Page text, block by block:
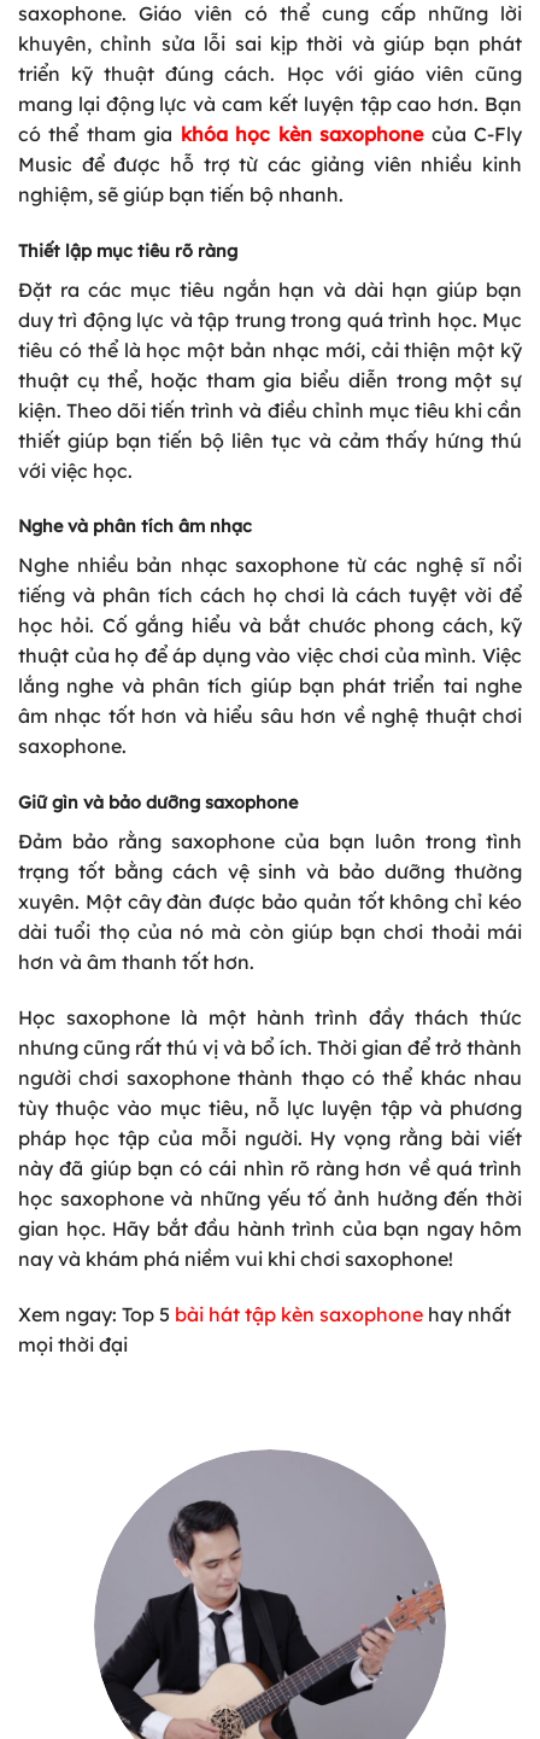
saxophone. Giáo viên có thể cung cấp những lời
khuyên, chỉnh sửa lỗi sai kịp thời và giúp bạn phát
triển kỹ thuật đúng cách. Học với giáo viên cũng
mang lại động lực và cam kết luyện tập cao hơn. Bạn
có thể tham gia khóa học kèn saxophonecủa C-Fly
Music để được hỗ trợ từ các giảng viên nhiều kinh
nghiệm, sẽ giúp bạn tiến bộ nhanh.
Thiết lập mục tiêu rõ ràng
Đặt ra các mục tiêu ngắn hạn và dài hạn giúp bạn
duy trì động lực và tập trung trong quá trình học. Mục
tiêu có thể là học một bản nhạc mới, cải thiện một kỹ
thuật cụ thể, hoặc tham gia biểu diễn trong một sự
kiện. Theo dõi tiến trình và điều chỉnh mục tiêu khi cần
thiết giúp bạn tiến bộ liên tục và cảm thấy hứng thú
với việc học.
Nghe và phân tích âm nhạc
Nghe nhiều bản nhạc saxophone từ các nghệ sĩ nổi
tiếng và phân tích cách họ chơi là cách tuyệt vời để
học hỏi. Cố gắng hiểu và bắt chước phong cách, kỹ
thuật của họ để áp dụng vào việc chơi của mình. Việc
lắng nghe và phân tích giúp bạn phát triển tai nghe
âm nhạc tốt hơn và hiểu sâu hơn về nghệ thuật chơi
saxophone.
Giữ gìn và bảo dưỡng saxophone
Đảm bảo rằng saxophone của bạn luôn trong tình
trạng tốt bằng cách vệ sinh và bảo dưỡng thường
xuyên. Một cây đàn được bảo quản tốt không chỉ kéo
dài tuổi thọ của nó mà còn giúp bạn chơi thoải mái
hơn và âm thanh tốt hơn.
Học saxophone là một hành trình đầy thách thức
nhưng cũng rất thú vị và bổ ích. Thời gian để trở thành
người chơi saxophone thành thạo có thể khác nhau
tùy thuộc vào mục tiêu, nỗ lực luyện tập và phương
pháp học tập của mỗi người. Hy vọng rằng bài viết
này đã giúp bạn có cái nhìn rõ ràng hơn về quá trình
học saxophone và những yếu tố ảnh hưởng đến thời
gian học. Hãy bắt đầu hành trình của bạn ngay hôm
nay và khám phá niềm vui khi chơi saxophone!
Xem ngay: Top 5 bài hát tập kèn saxophone hay nhất
mọi thời đại